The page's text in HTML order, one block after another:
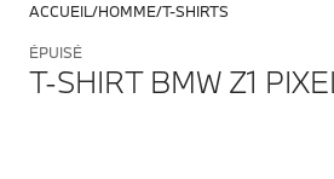
ACCUEIL HOMME T-SHIRTS
ÉPUISÉ
T-SHIRT BMW Z1